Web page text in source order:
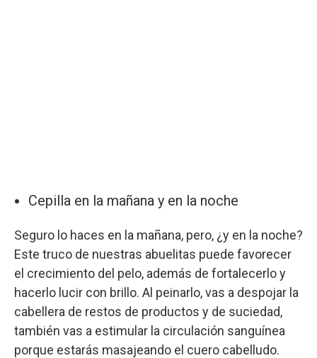
Cepilla en la mañana y en la noche
Seguro lo haces en la mañana, pero, ¿y en la noche?
Este truco de nuestras abuelitas puede favorecer
el crecimiento del pelo, además de fortalecerlo y
hacerlo lucir con brillo. Al peinarlo, vas a despojar la
cabellera de restos de productos y de suciedad,
también vas a estimular la circulación sanguínea
porque estarás masajeando el cuero cabelludo.